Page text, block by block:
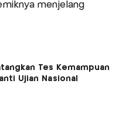
menjelang
Tes Kemampuan
Ujian Nasional